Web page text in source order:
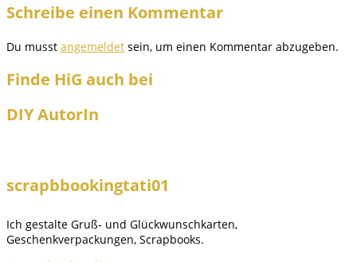
Schreibe einen Kommentar
Du musst angemeldet sein, um einen Kommentar abzugeben.
Finde HiG auch bei
DIY AutorIn
scrapbbookingtati01
Ich gestalte Gruß- und Glückwunschkarten,
Geschenkverpackungen, Scrapbooks.